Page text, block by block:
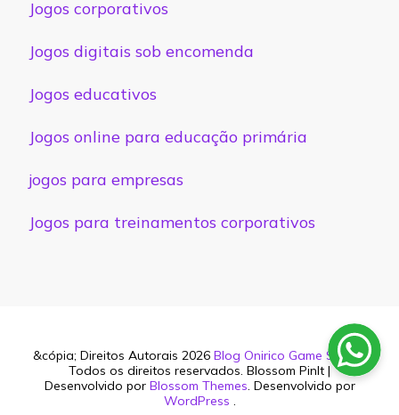
Jogos corporativos
Jogos digitais sob encomenda
Jogos educativos
Jogos online para educação primária
jogos para empresas
Jogos para treinamentos corporativos
&cópia; Direitos Autorais 2026 Blog Onirico Game Studio.
Todos os direitos reservados. Blossom PinIt |
Desenvolvido por Blossom Themes . Desenvolvido por
WordPress